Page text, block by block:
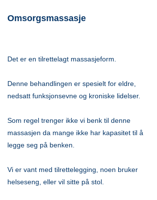
Omsorgsmassasje
Det er en tilrettelagt massasjeform.
Denne behandlingen er spesielt for eldre,
nedsatt funksjonsevne og kroniske lidelser.
Som regel trenger ikke vi benk til denne
massasjen da mange ikke har kapasitet til å
legge seg på benken.
Vi er vant med tilrettelegging, noen bruker
helseseng, eller vil sitte på stol.